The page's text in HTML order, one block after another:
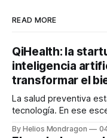
READ MORE
QiHealth: la
inteligencia
transformar el
La salud preventiva
tecnología. En ese
dispositivos
By Helios Mondragon